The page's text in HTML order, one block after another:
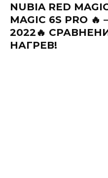
NUBIA RED
MAGIC 6S PRO 🔥
2022🔥
НАГРЕВ!